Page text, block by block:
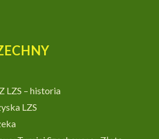
LZS – historia
LZS